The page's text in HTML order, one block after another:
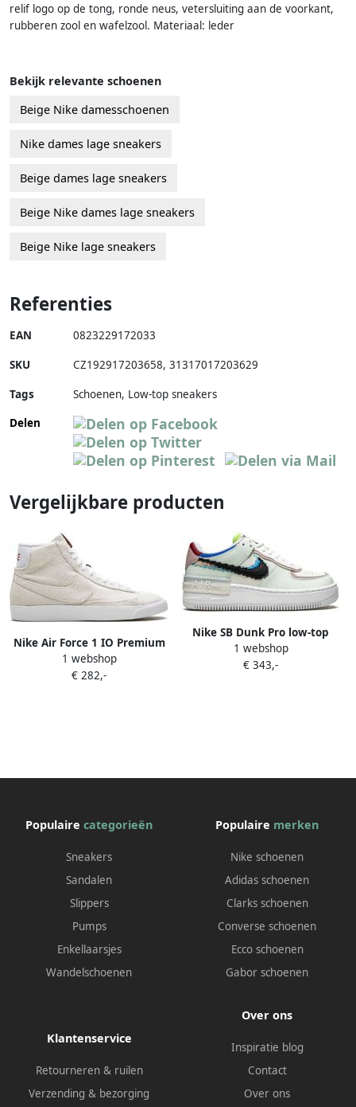
relif logo op de tong, ronde neus, vetersluiting aan de voorkant,
rubberen zool en wafelzool. Materiaal: leder
Bekijk relevante schoenen
Beige Nike damesschoenen
Nike dames lage sneakers
Beige dames lage sneakers
Beige Nike dames lage sneakers
Beige Nike lage sneakers
Referenties
EAN 0823229172033
SKU CZ192917203658, 31317017203629
Tags
Schoenen, Low-top sneakers
Delen
Vergelijkbare producten
Nike Air Force 1 IO Premium
low-top sneakers Paars
1 webshop
€ 282,-
Nike SB Dunk Pro low-top
sneakers Blauw
1 webshop
€ 343,-
Populaire categorieën
Sneakers
Sandalen
Slippers
Pumps
Enkellaarsjes
Wandelschoenen
Populaire merken
Nike schoenen
Adidas schoenen
Clarks schoenen
Converse schoenen
Ecco schoenen
Gabor schoenen
Klantenservice
Retourneren & ruilen
Verzending & bezorging
Over ons
Inspiratie blog
Contact
Over ons